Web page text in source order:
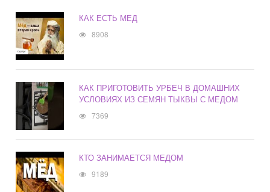
КАК ЕСТЬ МЕД
8908
КАК ПРИГОТОВИТЬ УРБЕЧ В ДОМАШНИХ
УСЛОВИЯХ ИЗ СЕМЯН ТЫКВЫ С МЕДОМ
7369
КТО ЗАНИМАЕТСЯ МЕДОМ
9189